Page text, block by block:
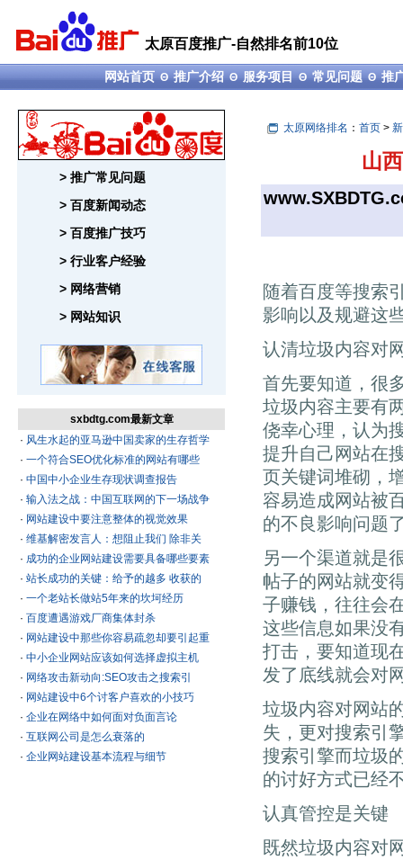
太原百度推广-自然排名前10位
网站首页Θ推广介绍Θ服务项目Θ常见问题Θ推
> 推广常见问题
> 百度新闻动态
> 百度推广技巧
> 行业客户经验
> 网络营销
> 网站知识
sxbdtg.com最新文章
· 风生水起的亚马逊中国卖家的生存哲学
· 一个符合SEO优化标准的网站有哪些
· 中国中小企业生存现状调查报告
· 输入法之战：中国互联网的下一场战争
· 网站建设中要注意整体的视觉效果
· 维基解密发言人：想阻止我们 除非关
· 成功的企业网站建设需要具备哪些要素
· 站长成功的关键：给予的越多 收获的
· 一个老站长做站5年来的坎坷经历
· 百度遭遇游戏厂商集体封杀
· 网站建设中那些你容易疏忽却要引起重
· 中小企业网站应该如何选择虚拟主机
· 网络攻击新动向:SEO攻击之搜索引
· 网站建设中6个讨客户喜欢的小技巧
· 企业在网络中如何面对负面言论
· 互联网公司是怎么衰落的
· 企业网站建设基本流程与细节
太原网络排名 ： 首页 >
山
随着百度等搜索
影响以及规避这
认清垃圾内容对
首先要知道，很
垃圾内容主要有
侥幸心理，认为
提升自己网站在
页关键词堆砌，
容易造成网站被
的不良影响问题
另一个渠道就是
帖子的网站就变
子赚钱，往往会
这些信息如果没
打击，要知道现
发了底线就会对
垃圾内容对网站
失，更对搜索引
搜索引擎而垃圾
的讨好方式已经
认真管控是关键
既然垃圾内容对